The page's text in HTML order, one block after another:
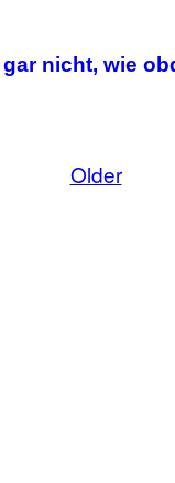
nicht, wie
Older